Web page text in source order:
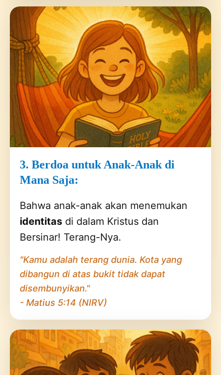
3. Berdoa untuk Anak-Anak di
Mana Saja:
Bahwa anak-anak akan menemukan
identitas di dalam Kristus dan
Bersinar! Terang-Nya.
"Kamu adalah terang dunia. Kota yang
dibangun di atas bukit tidak dapat
disembunyikan."
- Matius 5:14 (NIRV)